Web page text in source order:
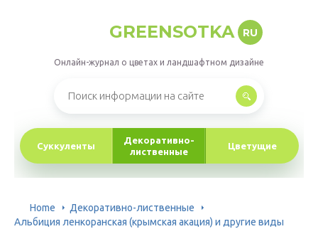
GREENSOTKA RU
Онлайн-журнал о цветах и ландшафтном дизайне
Суккуленты
Декоративно-
лиственные
Цветущие
Home
Декоративно-лиственные
Альбиция ленкоранская (крымская акация) и другие виды